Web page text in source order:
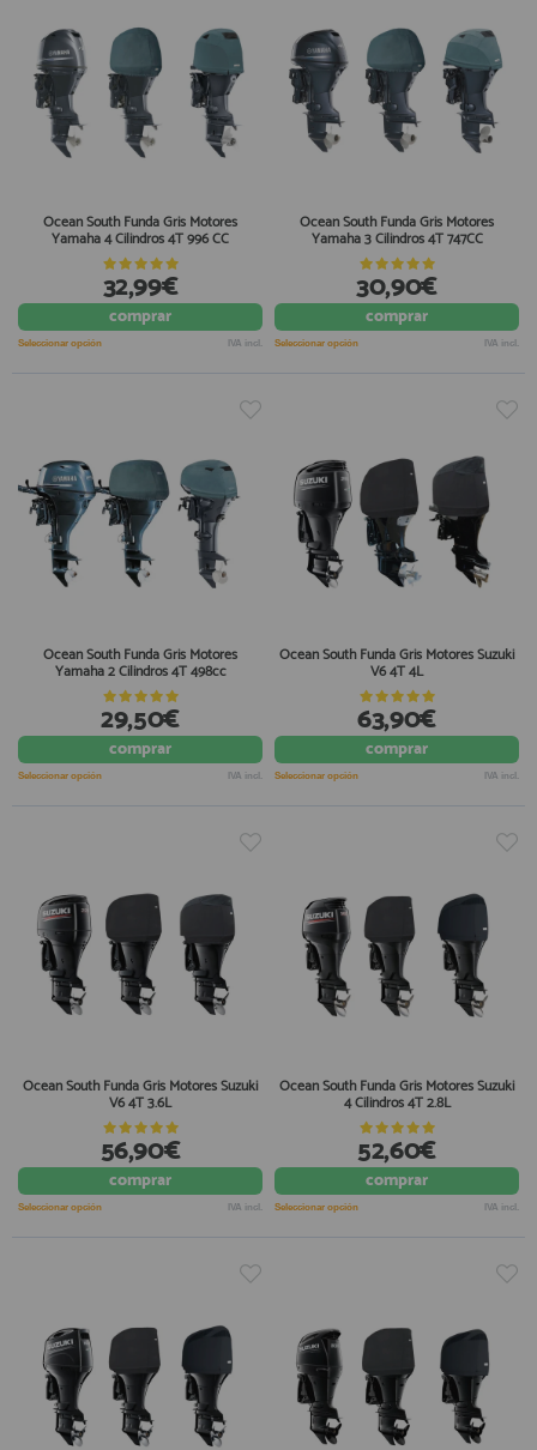
Ocean South Funda Gris Motores
Yamaha 4 Cilindros 4T 996 CC
32,99€
comprar
Seleccionar opción IVA incl.
Ocean South Funda Gris Motores
Yamaha 3 Cilindros 4T 747CC
30,90€
comprar
Seleccionar opción IVA incl.
Ocean South Funda Gris Motores
Yamaha 2 Cilindros 4T 498cc
29,50€
comprar
Seleccionar opción IVA incl.
Ocean South Funda Gris Motores Suzuki
V6 4T 4L
63,90€
comprar
Seleccionar opción IVA incl.
Ocean South Funda Gris Motores Suzuki
V6 4T 3.6L
56,90€
comprar
Seleccionar opción IVA incl.
Ocean South Funda Gris Motores Suzuki
4 Cilindros 4T 2.8L
52,60€
comprar
Seleccionar opción IVA incl.